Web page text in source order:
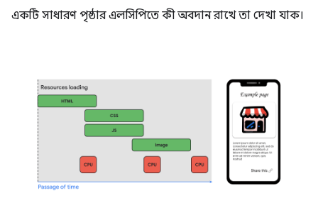
একটি সাধারণ পৃষ্ঠার এলসিপিতে কী অবদান রাখে তা দেখা যাক।